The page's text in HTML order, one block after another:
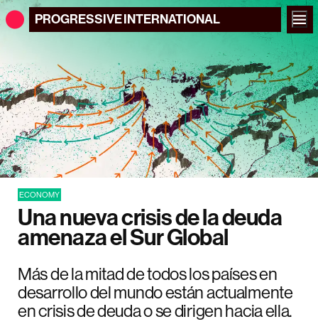
PROGRESSIVEINTERNATIONAL
ECONOMY
Una nueva crisis de la deuda
amenaza el Sur Global
Más de la mitad de todos los países en
desarrollo del mundo están actualmente
en crisis de deuda o se dirigen hacia ella.